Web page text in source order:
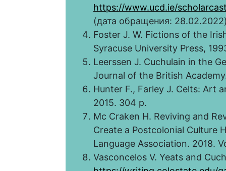
https://www.ucd.ie/
(дата обращения:
Foster J. W. Fictions of the
Syracuse University Press,
Leerssen J. Cuchulain in the
Journal of the British
Hunter F., Farley J. Celts: Art
2015. 304 p.
Mc Craken H. Reviving and
Create a Postcolonial Culture
Language Association. 2018.
Vasconcelos V. Yeats and